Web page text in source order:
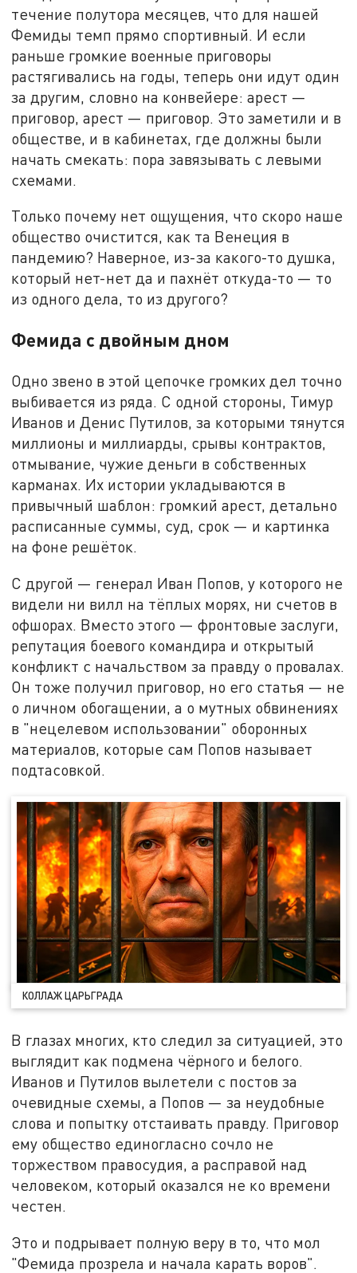
течение полутора месяцев, что для нашей
Фемиды темп прямо спортивный. И если
раньше громкие военные приговоры
растягивались на годы, теперь они идут один
за другим, словно на конвейере: арест —
приговор, арест — приговор. Это заметили и в
обществе, и в кабинетах, где должны были
начать смекать: пора завязывать с левыми
схемами.
Только почему нет ощущения, что скоро наше
общество очистится, как та Венеция в
пандемию? Наверное, из-за какого-то душка,
который нет-нет да и пахнёт откуда-то — то
из одного дела, то из другого?
Фемида с двойным дном
Одно звено в этой цепочке громких дел точно
выбивается из ряда. С одной стороны, Тимур
Иванов и Денис Путилов, за которыми тянутся
миллионы и миллиарды, срывы контрактов,
отмывание, чужие деньги в собственных
карманах. Их истории укладываются в
привычный шаблон: громкий арест, детально
расписанные суммы, суд, срок — и картинка
на фоне решёток.
С другой — генерал Иван Попов, у которого не
видели ни вилл на тёплых морях, ни счетов в
офшорах. Вместо этого — фронтовые заслуги,
репутация боевого командира и открытый
конфликт с начальством за правду о провалах.
Он тоже получил приговор, но его статья — не
о личном обогащении, а о мутных обвинениях
в "нецелевом использовании" оборонных
материалов, которые сам Попов называет
подтасовкой.
КОЛЛАЖ ЦАРЬГРАДА
В глазах многих, кто следил за ситуацией, это
выглядит как подмена чёрного и белого.
Иванов и Путилов вылетели с постов за
очевидные схемы, а Попов — за неудобные
слова и попытку отстаивать правду. Приговор
ему общество единогласно сочло не
торжеством правосудия, а расправой над
человеком, который оказался не ко времени
честен.
Это и подрывает полную веру в то, что мол
"Фемида прозрела и начала карать воров".